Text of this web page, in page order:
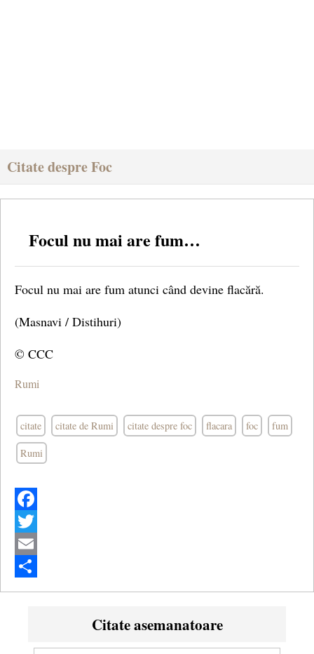
Citate despre Foc
Focul nu mai are fum…
Focul nu mai are fum atunci când devine flacără.
(Masnavi / Distihuri)
© CCC
Rumi
citate citate de Rumi citate despre foc flacara foc fum
Rumi
Facebook
Twitter
Email
Share
Citate asemanatoare